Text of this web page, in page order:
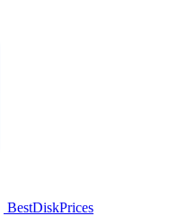
BestDiskPrices